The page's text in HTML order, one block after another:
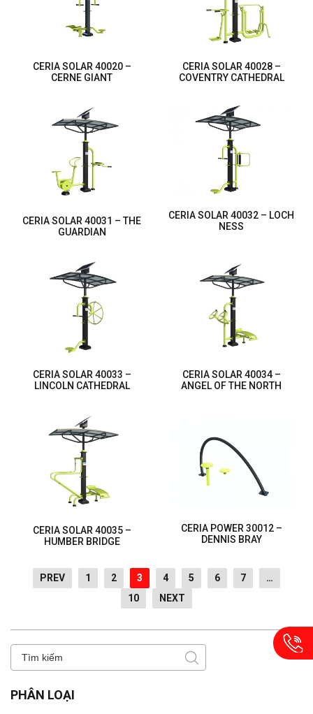
CERIA SOLAR 40020 –
CERNE GIANT
CERIA SOLAR 40028 –
COVENTRY CATHEDRAL
CERIA SOLAR 40031 – THE
GUARDIAN
CERIA SOLAR 40032 – LOCH
NESS
CERIA SOLAR 40033 –
LINCOLN CATHEDRAL
CERIA SOLAR 40034 –
ANGEL OF THE NORTH
CERIA SOLAR 40035 –
HUMBER BRIDGE
CERIA POWER 30012 –
DENNIS BRAY
PREV 1 2 3 4 5 6 7
…
10
NEXT
PHÂN LOẠI